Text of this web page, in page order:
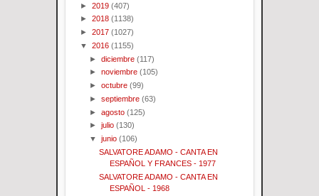
► 2019 (407)
► 2018 (1138)
► 2017 (1027)
▼ 2016 (1155)
►diciembre (117)
►noviembre (105)
►octubre (99)
►septiembre (63)
►agosto (125)
►julio (130)
▼junio (106)
SALVATORE ADAMO - CANTA EN
ESPAÑOL Y FRANCES - 1977
SALVATORE ADAMO - CANTA EN
ESPAÑOL - 1968